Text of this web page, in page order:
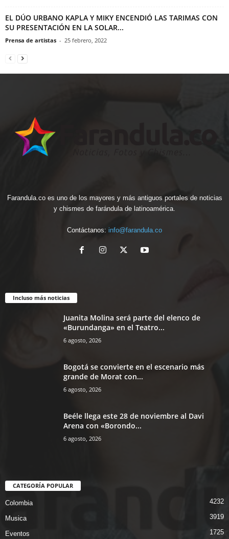
EL DÚO URBANO KAPLA Y MIKY ENCENDIÓ LAS TARIMAS CON
SU PRESENTACIÓN EN LA SOLAR...
Prensa de artistas - 25 febrero, 2022
Farandula.co es uno de los mayores y más antiguos portales de noticias
y chismes de farándula de latinoamérica.
Contáctanos: info@farandula.co
Incluso más noticias
Juanita Molina será parte del elenco de
«Burundanga» en el Teatro...
6 agosto, 2026
Bogotá se convierte en el escenario más
grande de Morat con...
6 agosto, 2026
Beéle llega este 28 de noviembre al Davi
Arena con «Borondo...
6 agosto, 2026
CATEGORÍA POPULAR
Colombia 4232
Musica 3919
Eventos 1725